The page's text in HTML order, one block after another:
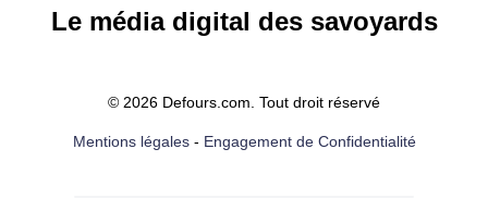
Le média digital des savoyards
© 2026 Defours.com. Tout droit réservé
Mentions légales- Engagement de Confidentialité